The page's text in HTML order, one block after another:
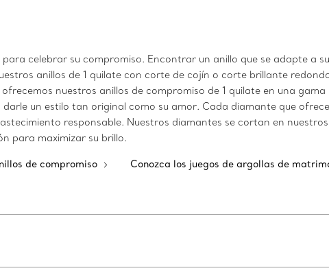
celebrar su compromiso. Encontrar un anillo que se adapte a
anillos de 1 quilate con corte de cojín o corte brillante
nuestros anillos de compromiso de 1 quilate en una
un estilo tan original como su amor. Cada diamante que
responsable. Nuestros diamantes se cortan en
para maximizar su brillo.
de compromiso Conozca los juegos de argollas de